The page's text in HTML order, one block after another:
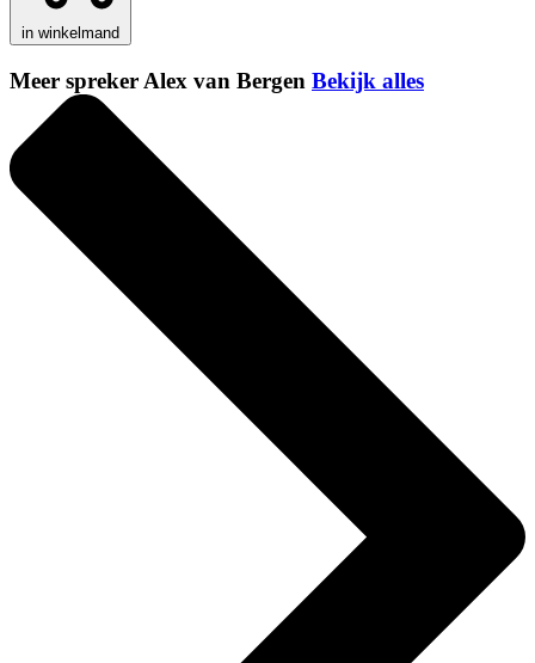
in winkelmand
Meer spreker Alex van Bergen Bekijk alles